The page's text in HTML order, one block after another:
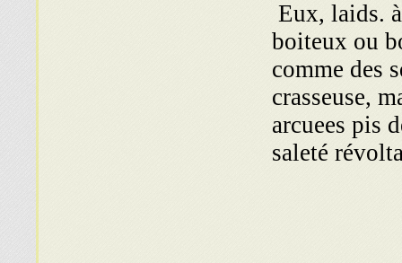
Eux, laids.
boiteux ou
comme des
crasseuse,
arcuees pis
saleté